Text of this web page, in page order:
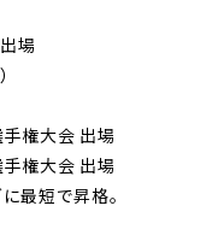
場
権大会 出場
権大会 出場
最短で昇格。